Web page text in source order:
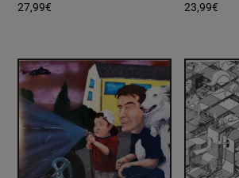
27,99€ 23,99€